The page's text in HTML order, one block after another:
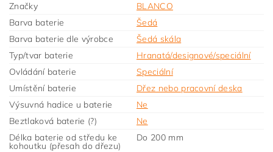
Značky
BLANCO
Barva baterie
Šedá
Barva baterie dle výrobce
Šedá skála
Typ/tvar baterie
Hranatá/designové/speciální
Ovládání baterie
Speciální
Umístění baterie
Dřez nebo pracovní deska
Výsuvná hadice u baterie
Ne
Beztlaková baterie (?)
Ne
Délka baterie od středu ke
kohoutku (přesah do dřezu)
Do 200 mm